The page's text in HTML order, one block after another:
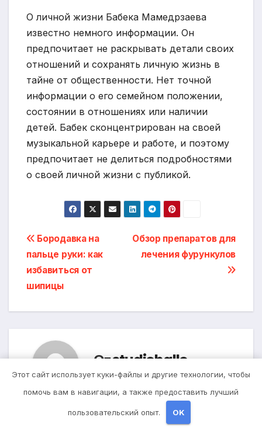
О личной жизни Бабека Мамедрзаева
известно немного информации. Он
предпочитает не раскрывать детали своих
отношений и сохранять личную жизнь в
тайне от общественности. Нет точной
информации о его семейном положении,
состоянии в отношениях или наличии
детей. Бабек сконцентрирован на своей
музыкальной карьере и работе, и поэтому
предпочитает не делиться подробностями
о своей личной жизни с публикой.
Навигация
по
записям
Обзор препаратов для
лечения фурункулов
Бородавка на
пальце руки: как
избавиться от
шипицы
Отstudiohallo_
Этот сайт использует куки-файлы и другие технологии, чтобы
помочь вам в навигации, а также предоставить лучший
пользовательский опыт. OK